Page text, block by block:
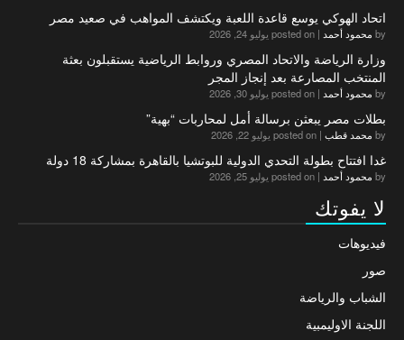
اتحاد الهوكي يوسع قاعدة اللعبة ويكتشف المواهب في صعيد مصر
by محمود أحمد | posted on يوليو 24, 2026
وزارة الرياضة والاتحاد المصري وروابط الرياضية يستقبلون بعثة
المنتخب المصارعة بعد إنجاز المجر
by محمود أحمد | posted on يوليو 30, 2026
بطلات مصر يبعثن برسالة أمل لمحاربات “بهية”
by محمد قطب | posted on يوليو 22, 2026
غدا افتتاح بطولة التحدي الدولية للبوتشيا بالقاهرة بمشاركة 18 دولة
by محمود أحمد | posted on يوليو 25, 2026
لا يفوتك
فيديوهات
صور
الشباب والرياضة
اللجنة الاوليمبية